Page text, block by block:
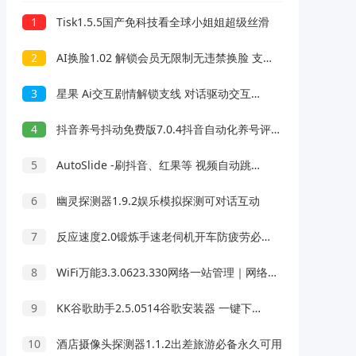
1 Tisk1.5.5国产免科技看全球小姐姐超级丝滑
2 AI换脸1.02 解锁会员无限制无违禁换脸 支持照片/视频
3 星果 Ai交互剧情解锁支线 对话驱动交互故事剧情
4 抖音养号抖动免费版7.0.4抖音自动化养号评论脚本
5 AutoSlide -刷抖音、红果等 视频自动跳过广告 OCR智能识别 v2.6.0
6 幽灵探测器1.9.2娱乐模拟探测可对话互动
7 反应速度2.0锻炼手速老伺机开车防疲劳必备
8 WiFi万能3.3.0623.330网络一站管理｜网络管理天花板｜绿化版
9 KK谷歌助手2.5.0514谷歌安装器 一键下载安装
10 酒店摄像头探测器1.1.2出差旅游必备永久可用